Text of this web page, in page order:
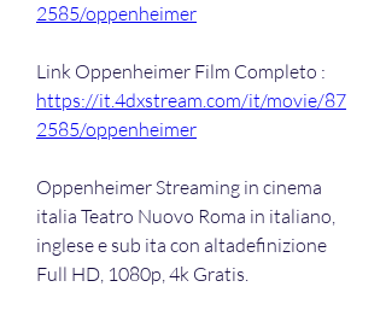
2585/oppenheimer
https://it.4dxstream.com/it/movie/87
2585/oppenheimer
Oppenheimer Streaming in cinema
italia Teatro Nuovo Roma in italiano,
inglese e sub ita con altadefinizione
Full HD, 1080p, 4k Gratis.